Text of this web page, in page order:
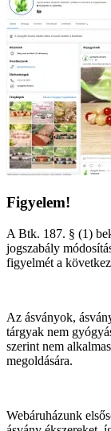
Figyelem!
A Btk. 187. § (1)
jogszabály
figyelmét a
Az ásványok,
tárgyak nem
szerint nem
megoldására.
Webáruházunk